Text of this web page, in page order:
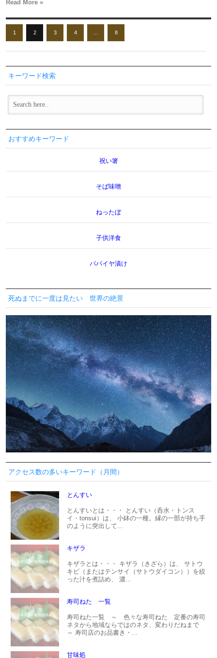
Read More »
1 2 3 4 8
キーワード検索
おすすめキーワード
祝い箸
そば味噌
ねったぼ
子供洋食
パパイヤ漬け
死ぬまでに一度は見たい 世界の絶景
アクセス数の多いキーワード（月間）
とんすい
とんすいとは・・・ とんすい（呑水・トンス
イ・tonsui）は、 小鉢の一種。縁の一部が持ち手
のように突出して...
キザラ
キザラとは・・・ キザラ（きざら）は、 サトウ
キビ（またはテンサイ（サトウダイコン））を絞
った汁を煮詰め、 濃...
寿司ねた 一覧
寿司ねた一覧 ～ 色々な寿司ねた 定番の寿司
ネタから地域ならではのネタ、変わりだねまで
～ 寿司店のお品書き・...
甘味処